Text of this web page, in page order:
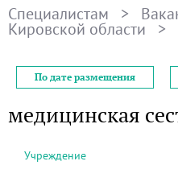
Специалистам >
Кировской области >
По дате размещения
медицинская
Учреждение